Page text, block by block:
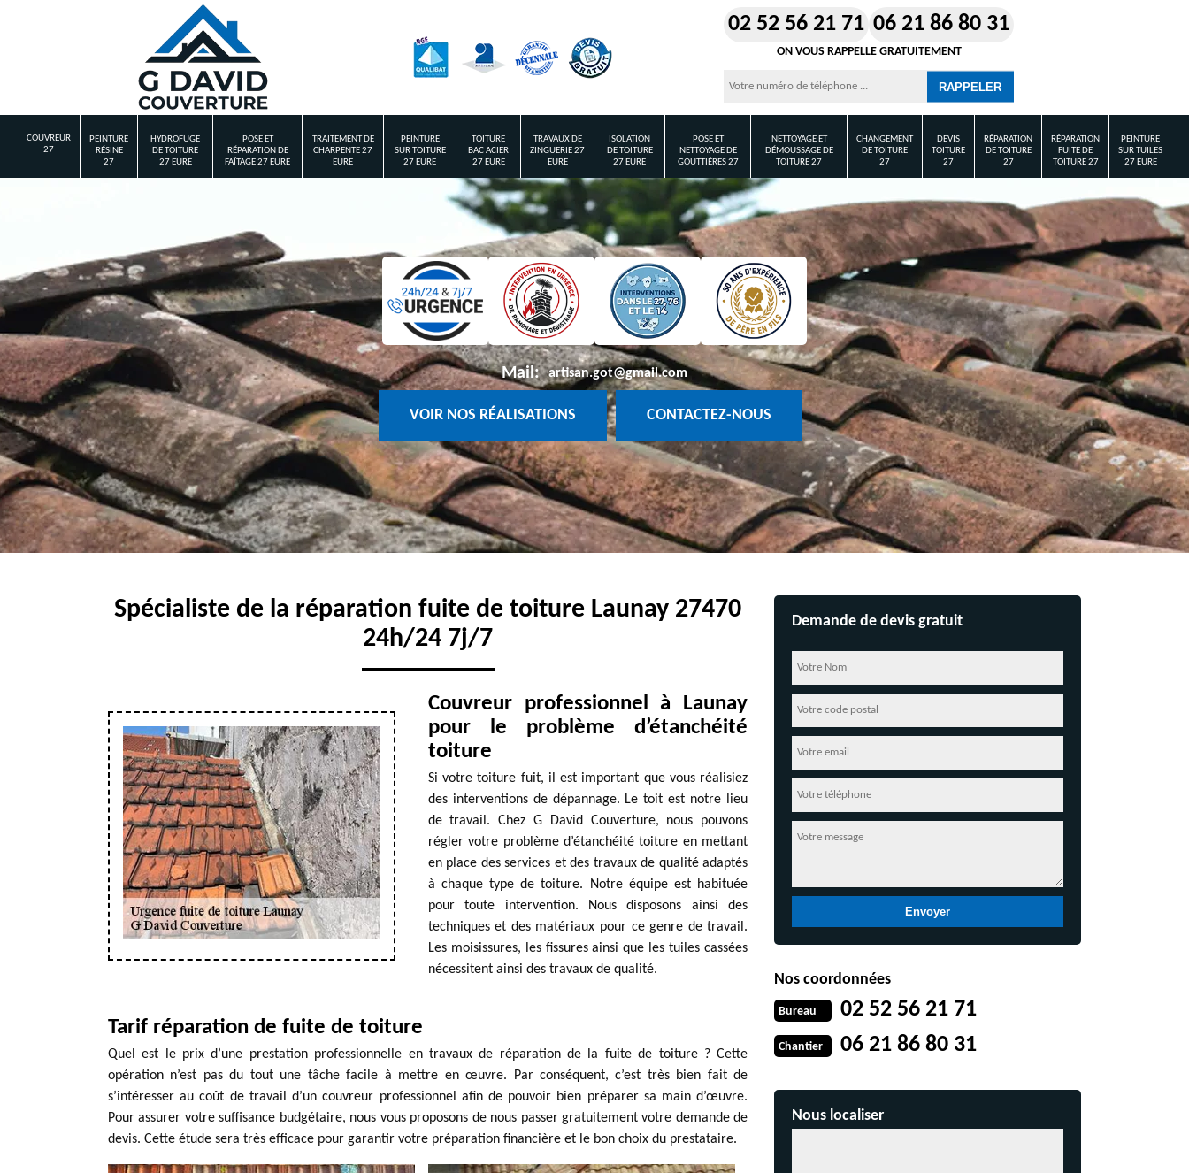
02 52 56 21 71 06 21 86 80 31
ON VOUS RAPPELLE GRATUITEMENT
COUVREUR
27
PEINTURE
RÉSINE
27
HYDROFUGE
DE TOITURE
27 EURE
POSE ET
RÉPARATION DE
FAÎTAGE 27 EURE
TRAITEMENT DE
CHARPENTE 27
EURE
PEINTURE
SUR TOITURE
27 EURE
TOITURE
BAC ACIER
27 EURE
TRAVAUX DE
ZINGUERIE 27
EURE
ISOLATION
DE TOITURE
27 EURE
POSE ET
NETTOYAGE DE
GOUTTIÈRES 27
NETTOYAGE ET
DÉMOUSSAGE DE
TOITURE 27
CHANGEMENT
DE TOITURE
27
DEVIS
TOITURE
27
RÉPARATION
DE TOITURE
27
RÉPARATION
FUITE DE
TOITURE 27
PEINTURE
SUR TUILES
27 EURE
Mail: artisan.got@gmail.com
VOIR NOS RÉALISATIONS CONTACTEZ-NOUS
Spécialiste de la réparation fuite de toiture Launay 27470
24h/24 7j/7
Couvreur professionnel à Launay
pour le problème d’étanchéité
toiture
Si votre toiture fuit, il est important que vous réalisiez
des interventions de dépannage. Le toit est notre lieu
de travail. Chez G David Couverture, nous pouvons
régler votre problème d’étanchéité toiture en mettant
en place des services et des travaux de qualité adaptés
à chaque type de toiture. Notre équipe est habituée
pour toute intervention. Nous disposons ainsi des
techniques et des matériaux pour ce genre de travail.
Les moisissures, les fissures ainsi que les tuiles cassées
nécessitent ainsi des travaux de qualité.
Tarif réparation de fuite de toiture
Quel est le prix d’une prestation professionnelle en travaux de réparation de la fuite de toiture ? Cette
opération n’est pas du tout une tâche facile à mettre en œuvre. Par conséquent, c’est très bien fait de
s’intéresser au coût de travail d’un couvreur professionnel afin de pouvoir bien préparer sa main d’œuvre.
Pour assurer votre suffisance budgétaire, nous vous proposons de nous passer gratuitement votre demande de
devis. Cette étude sera très efficace pour garantir votre préparation financière et le bon choix du prestataire.
Demande de devis gratuit
Nos coordonnées
Bureau 02 52 56 21 71
Chantier 06 21 86 80 31
Nous localiser